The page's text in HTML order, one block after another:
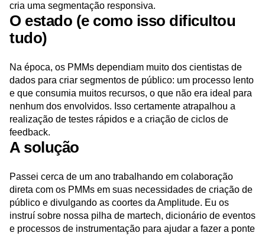
cria uma segmentação responsiva.
O estado (e como isso dificultou
tudo)
Na época, os PMMs dependiam muito dos cientistas de
dados para criar segmentos de público: um processo lento
e que consumia muitos recursos, o que não era ideal para
nenhum dos envolvidos. Isso certamente atrapalhou a
realização de testes rápidos e a criação de ciclos de
feedback.
A solução
Passei cerca de um ano trabalhando em colaboração
direta com os PMMs em suas necessidades de criação de
público e divulgando as coortes da Amplitude. Eu os
instruí sobre nossa pilha de martech, dicionário de eventos
e processos de instrumentação para ajudar a fazer a ponte